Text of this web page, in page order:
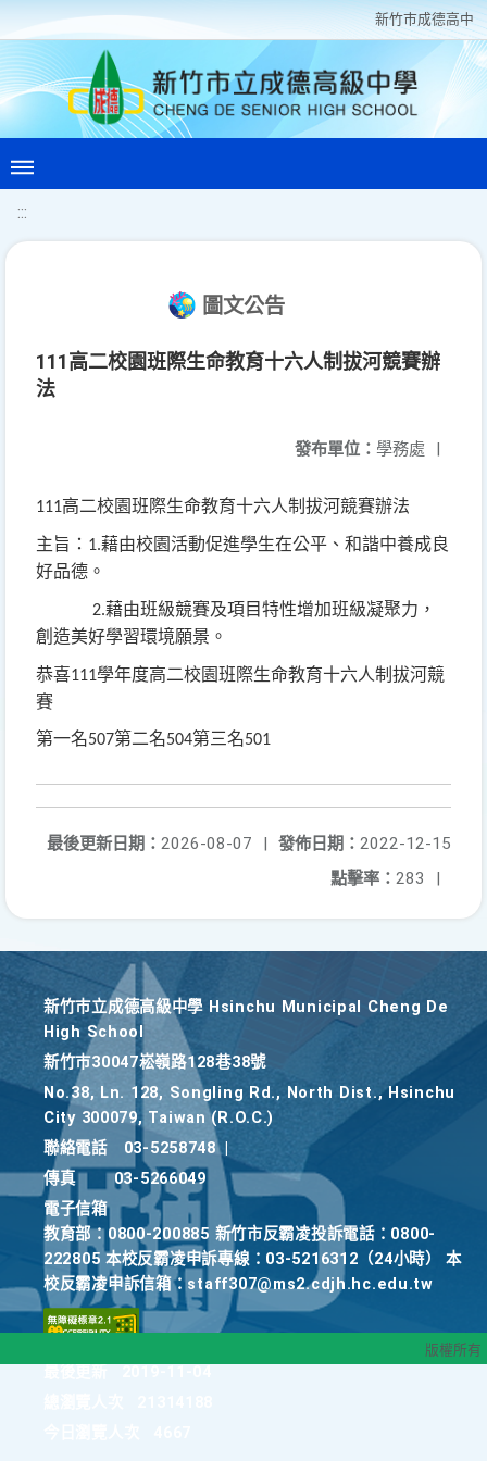
新竹巿成德高中
:::
圖文公告
111高二校園班際生命教育十六人制拔河競賽辦
法
發布單位： 學務處 |
111高二校園班際生命教育十六人制拔河競賽辦法
主旨： 1.藉由校園活動促進學生在公平、和諧中養成良
好品德。
2.藉由班級競賽及項目特性增加班級凝聚力，
創造美好學習環境願景。
恭喜111學年度高二校園班際生命教育十六人制拔河競
賽
第一名507第二名504第三名501
發佈日期： 2022-12-15
最後更新日期： 2026-08-07
|
點擊率： 283 |
新竹巿立成德高級中學 Hsinchu Municipal Cheng De
High School
新竹巿30047崧嶺路128巷38號
No.38, Ln. 128, Songling Rd., North Dist., Hsinchu
City 300079, Taiwan (R.O.C.)
聯絡電話
03-5258748
傳真
03-5266049
電子信箱
教育部：0800-200885 新竹市反霸凌投訴電話：0800-
222805 本校反霸凌申訴專線：03-5216312（24小時） 本
校反霸凌申訴信箱：staff307@ms2.cdjh.hc.edu.tw
版權所有